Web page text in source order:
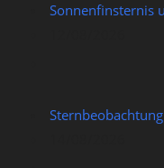
Sonnenfinsternis